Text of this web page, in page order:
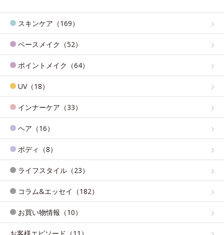
スキンケア（169）
ベースメイク（52）
ポイントメイク（64）
UV（18）
インナーケア（33）
ヘア（16）
ボディ（8）
ライフスタイル（23）
コラム&エッセイ（182）
お買い物情報（10）